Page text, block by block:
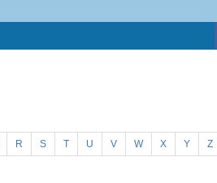
R S T U V W X Y Z